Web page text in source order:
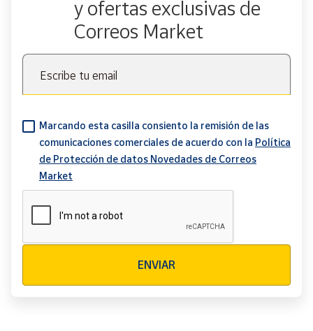
y ofertas exclusivas de
Correos Market
Escribe tu email
Marcando esta casilla consiento la remisión de las
comunicaciones comerciales de acuerdo con la Política
de Protección de datos Novedades de Correos
Market
ENVIAR